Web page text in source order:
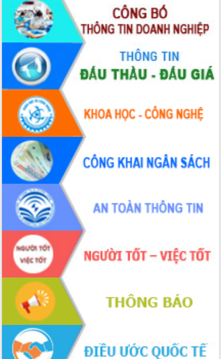
Triển khai đồng bộ đo đạc, lập hồ sơ
địa chính, hoàn thiện cơ sở dữ liệu đất
đai
Ứng dụng sinh trắc học - Bước tiến
trong hành trình chuyển đổi số tại Đắk
Lắk
Đắk Lắk nâng cao hiệu quả công tác
Đảng từ Sổ tay đảng viên điện tử
Đắk Lắk đẩy mạnh nuôi biển công
nghệ, hướng tới phát triển thủy sản
bền vững
Tập huấn nâng cao năng lực triển khai
chuyển đổi số cho cán bộ, công chức
cấp xã
Đắk Lắk phát động hưởng ứng Ngày
Quyền của người tiêu dùng Việt Nam
2026
Đẩy mạnh cải cách hành chính, quyết
tâm đạt được mục tiêu tăng trưởng
hai con số trong năm 2026
Tổ chức trang trọng Lễ hội Đền thờ
Lương Văn Chánh năm 2026
Phó Bí thư Tỉnh ủy Đắk Lắk Đỗ Hữu
Huy giữ chức Bí thư Đảng ủy Ủy Ban
Nhân dân tỉnh
Bệnh án điện tử thúc đẩy chuyển đổi
số y tế tại Đắk Lắk
Chuyển đổi số thư viện: Mở rộng
không gian tri thức trong thời đại số
Đánh giá, rút kinh nghiệm công tác tổ
chức diễn tập trước ngày bầu cử
Chương trình “Gặp gỡ hữu nghị –
Friendship Meeting New Year 2026”